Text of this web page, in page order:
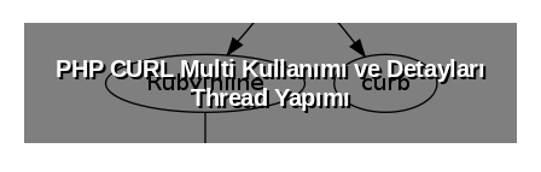
PHP CURL Multi Kullanımı ve Detayları
Thread Yapımı